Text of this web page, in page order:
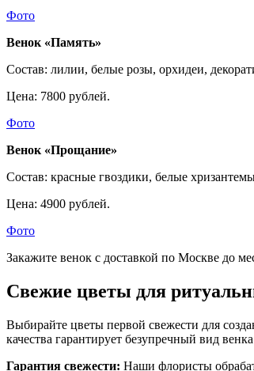
Фото
Венок «Память»
Состав: лилии, белые розы, орхидеи,
Цена: 7800 рублей.
Фото
Венок «Прощание»
Состав: красные гвоздики, белые
Цена: 4900 рублей.
Фото
Закажите венок с доставкой по Москве до
Свежие цветы для
Выбирайте цветы первой свежести для
качества гарантирует безупречный вид
Гарантия свежести: Наши флористы